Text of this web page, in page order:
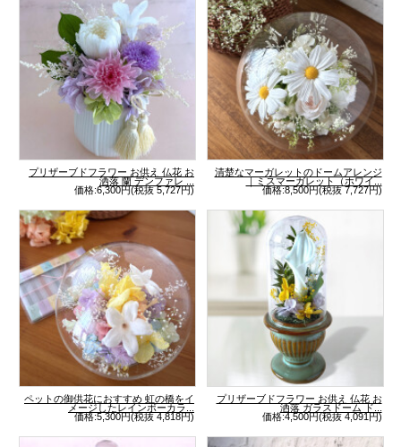
プリザーブドフラワー お供え 仏花 お
洒落 蘭 デンファレ ...
価格:6,300円(税抜 5,727円)
清楚なマーガレットのドームアレンジ
｜ミスマーガレット（ホワイ...
価格:8,500円(税抜 7,727円)
ペットの御供花におすすめ 虹の橋をイ
メージしたレインボーカラ...
価格:5,300円(税抜 4,818円)
プリザーブドフラワー お供え 仏花 お
洒落 ガラスドーム ド...
価格:4,500円(税抜 4,091円)